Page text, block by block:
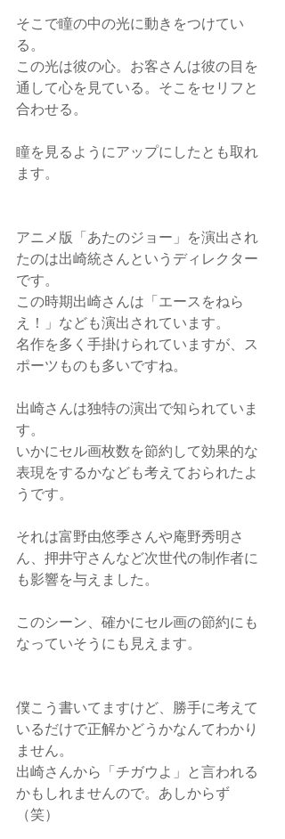
そこで瞳の中の光に動きをつけてい
る。
この光は彼の心。お客さんは彼の目を
通して心を見ている。そこをセリフと
合わせる。
瞳を見るようにアップにしたとも取れ
ます。
アニメ版「あたのジョー」を演出され
たのは出崎統さんというディレクター
です。
この時期出崎さんは「エースをねら
え！」なども演出されています。
名作を多く手掛けられていますが、ス
ポーツものも多いですね。
出崎さんは独特の演出で知られていま
す。
いかにセル画枚数を節約して効果的な
表現をするかなども考えておられたよ
うです。
それは富野由悠季さんや庵野秀明さ
ん、押井守さんなど次世代の制作者に
も影響を与えました。
このシーン、確かにセル画の節約にも
なっていそうにも見えます。
僕こう書いてますけど、勝手に考えて
いるだけで正解かどうかなんてわかり
ません。
出崎さんから「チガウよ」と言われる
かもしれませんので。あしからず
（笑）